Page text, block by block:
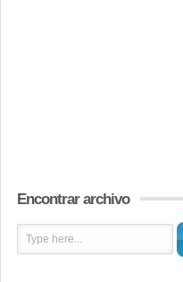
Encontrar archivo